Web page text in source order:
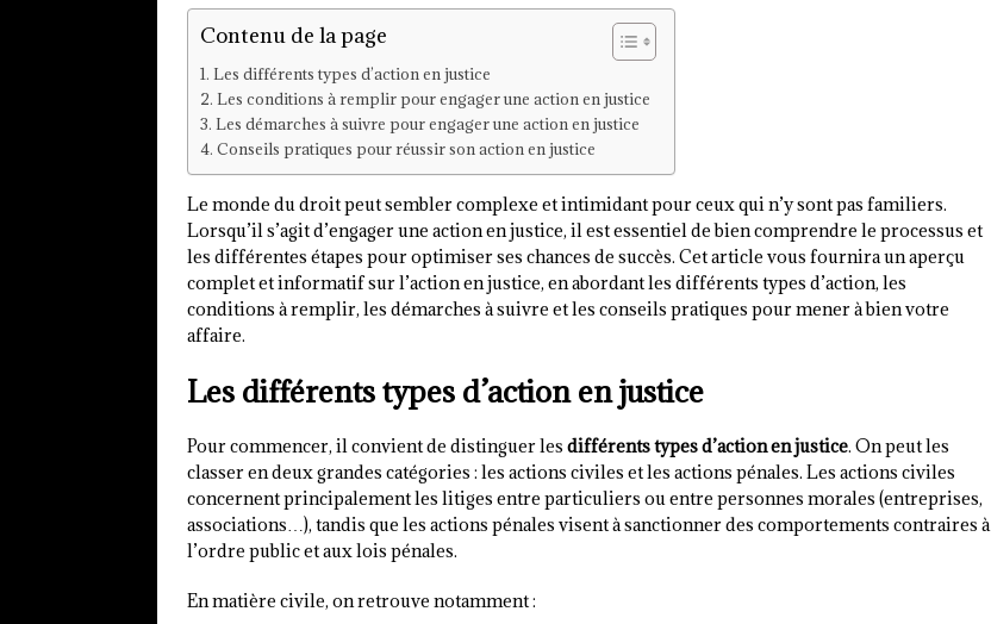
Contenu de la page
Les différents types d’action en justice
Les conditions à remplir pour engager une action en justice
Les démarches à suivre pour engager une action en justice
Conseils pratiques pour réussir son action en justice
Le monde du droit peut sembler complexe et intimidant pour ceux qui n’y sont pas familiers.
Lorsqu’il s’agit d’engager une action en justice, il est essentiel de bien comprendre le processus et
les différentes étapes pour optimiser ses chances de succès. Cet article vous fournira un aperçu
complet et informatif sur l’action en justice, en abordant les différents types d’action, les
conditions à remplir, les démarches à suivre et les conseils pratiques pour mener à bien votre
affaire.
Les différents types d’action en justice
Pour commencer, il convient de distinguer les différents types d’action en justice. On peut les
classer en deux grandes catégories : les actions civiles et les actions pénales. Les actions civiles
concernent principalement les litiges entre particuliers ou entre personnes morales (entreprises,
associations…), tandis que les actions pénales visent à sanctionner des comportements contraires à
l’ordre public et aux lois pénales.
En matière civile, on retrouve notamment :